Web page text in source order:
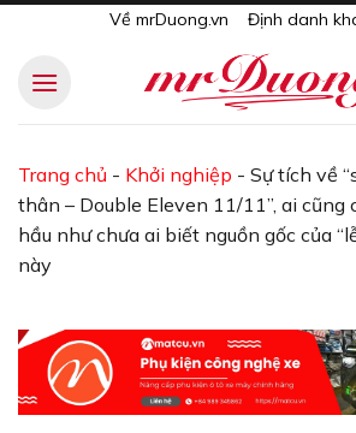
content
Về mrDuong.vn Định danh
Trang chủ - Khởi nghiệp - Sự tích về
thân – Double Eleven 11/11”, ai cũng
hầu như chưa ai biết nguồn gốc của
này